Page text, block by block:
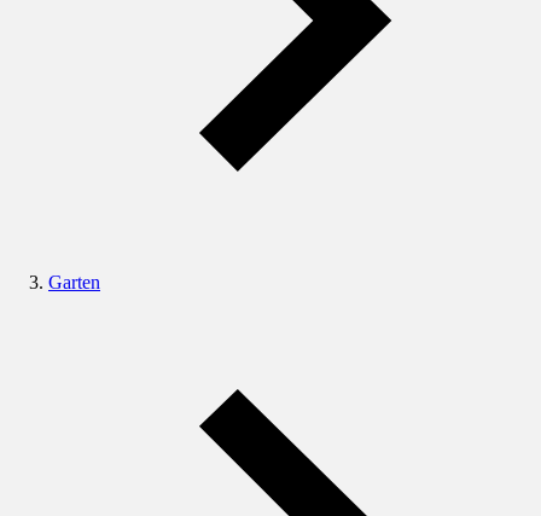
Garten